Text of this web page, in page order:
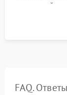
до нужной
штатного
FAQ.